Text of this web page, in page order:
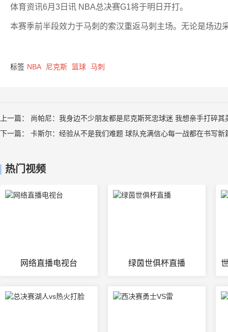
体育资讯6月3日讯 NBA总决赛G1将于明日开打。
本赛季前半段效力于马刺的索汉重返马刺主场。无论是场边
标签 NBA 尼克斯 篮球 马刺
上一篇： 尚帕尼：我身边不少朋友都是尼克斯死忠球迷 我想亲手打碎其
下一篇： 卡斯尔：经验从不是我们难题 球队充满信心每一战都在书写新
热门视频
网络直播电视台 绿茵世俱杯直播